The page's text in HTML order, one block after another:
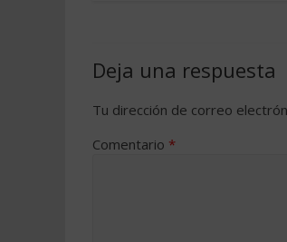
Deja una respuesta
Tu dirección de correo
Comentario *